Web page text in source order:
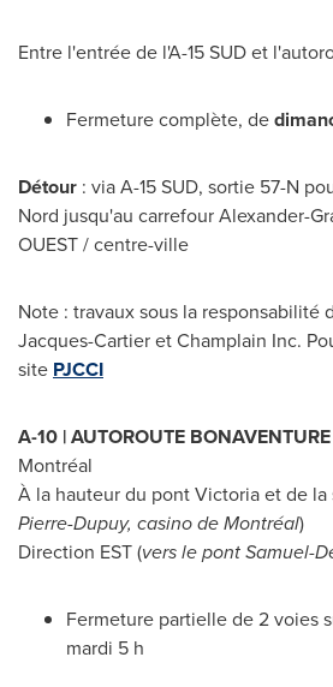
Entre l'entrée de l'A-15 SUD et
Fermeture complète, de
Détour : via A-15 SUD, sortie 57-N
Nord jusqu'au carrefour Alexander-
OUEST / centre-ville
Note : travaux sous la responsabilité
Jacques-Cartier et Champlain Inc.
site PJCCI
A-10 | AUTOROUTE BONAVENTURE
Montréal
À la hauteur du pontVictoriaet de la
Pierre-Dupuy, casino de Montréal)
Direction EST (vers le pontSamuel-
Fermeture partielle de 2 voies
mardi 5 h